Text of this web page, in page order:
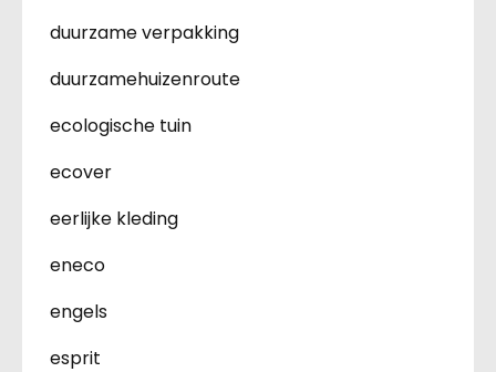
duurzame verpakking
duurzamehuizenroute
ecologische tuin
ecover
eerlijke kleding
eneco
engels
esprit